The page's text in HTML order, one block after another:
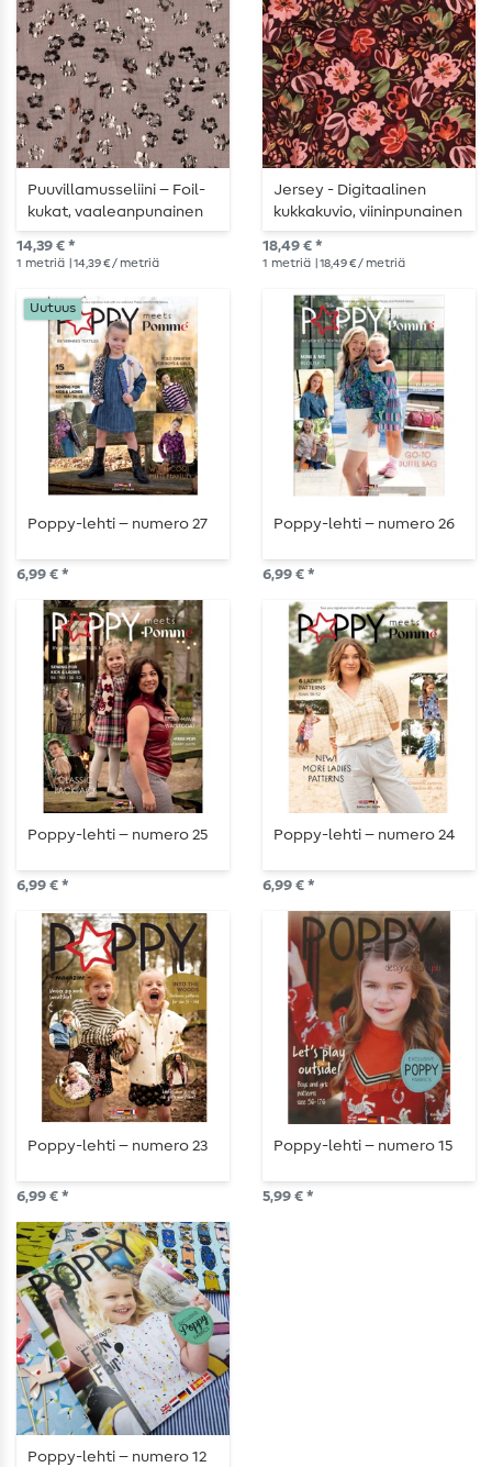
Puuvillamusseliini – Foil-
kukat, vaaleanpunainen
14,39 € *
1 metriä | 14,39 € / metriä
Jersey - Digitaalinen
kukkakuvio, viininpunainen
18,49 € *
1 metriä | 18,49 € / metriä
Uutuus
Poppy-lehti – numero 27
6,99 € *
Poppy-lehti – numero 26
6,99 € *
Poppy-lehti – numero 25
6,99 € *
Poppy-lehti – numero 24
6,99 € *
Poppy-lehti – numero 23
6,99 € *
Poppy-lehti – numero 15
5,99 € *
Poppy-lehti – numero 12